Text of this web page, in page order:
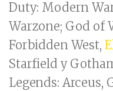
Duty: Modern
Warzone; God of
Forbidden West,
Starfield y
Legends: Arceus,